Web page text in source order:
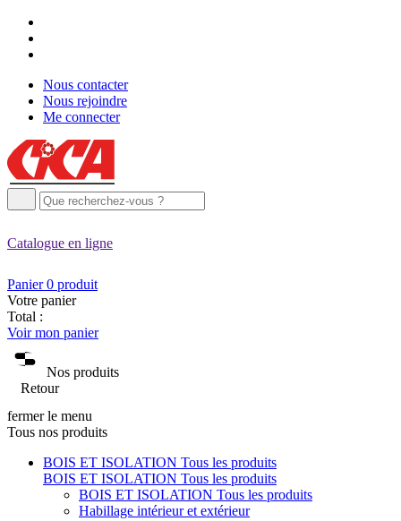
Nous contacter
Nous rejoindre
Me connecter
Catalogue en ligne
Panier 0 produit
Votre panier
Total :
Voir mon panier
Nos produits
Retour
fermer le menu
Tous nos produits
BOIS ET ISOLATION Tous les produits
BOIS ET ISOLATION Tous les produits
BOIS ET ISOLATION Tous les produits
Habillage intérieur et extérieur